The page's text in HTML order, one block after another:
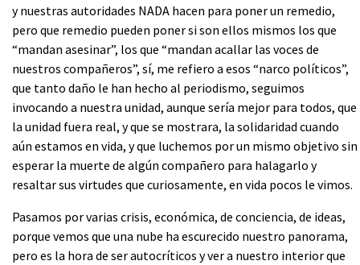
y nuestras autoridades NADA hacen para poner un remedio,
pero que remedio pueden poner si son ellos mismos los que
“mandan asesinar”, los que “mandan acallar las voces de
nuestros compañeros”, sí, me refiero a esos “narco políticos”,
que tanto daño le han hecho al periodismo, seguimos
invocando a nuestra unidad, aunque sería mejor para todos, que
la unidad fuera real, y que se mostrara, la solidaridad cuando
aún estamos en vida, y que luchemos por un mismo objetivo sin
esperar la muerte de algún compañero para halagarlo y
resaltar sus virtudes que curiosamente, en vida pocos le vimos.
Pasamos por varias crisis, económica, de conciencia, de ideas,
porque vemos que una nube ha escurecido nuestro panorama,
pero es la hora de ser autocríticos y ver a nuestro interior que